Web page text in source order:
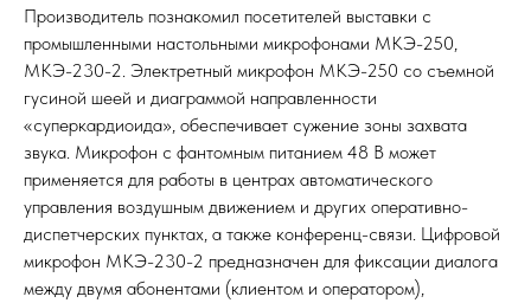
Производитель познакомил посетителей выставки с
промышленными настольными микрофонами МКЭ-250,
МКЭ-230-2. Электретный микрофон МКЭ-250 со съемной
гусиной шеей и диаграммой направленности
«суперкардиоида», обеспечивает сужение зоны захвата
звука. Микрофон с фантомным питанием 48 В может
применяется для работы в центрах автоматического
управления воздушным движением и других оперативно-
диспетчерских пунктах, а также конференц-связи. Цифровой
микрофон МКЭ-230-2 предназначен для фиксации диалога
между двумя абонентами (клиентом и оператором),